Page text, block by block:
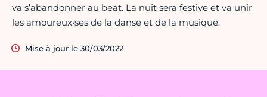
va s’abandonner au beat. La nuit sera festive et va unir
les amoureux•ses de la danse et de la musique.
Mise à jour le 30/03/2022